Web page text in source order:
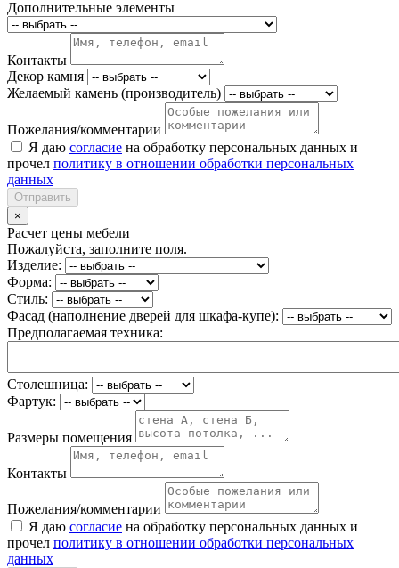
Дополнительные элементы
Контакты
Декор камня
Желаемый камень (производитель)
Пожелания/комментарии
Я даю согласие на обработку персональных данных и
прочел политику в отношении обработки персональных
данных
Отправить
×
Расчет цены мебели
Пожалуйста, заполните поля.
Изделие:
Форма:
Стиль:
Фасад (наполнение дверей для шкафа-купе):
Предполагаемая техника:
Столешница:
Фартук:
Размеры помещения
Контакты
Пожелания/комментарии
Я даю согласие на обработку персональных данных и
прочел политику в отношении обработки персональных
данных